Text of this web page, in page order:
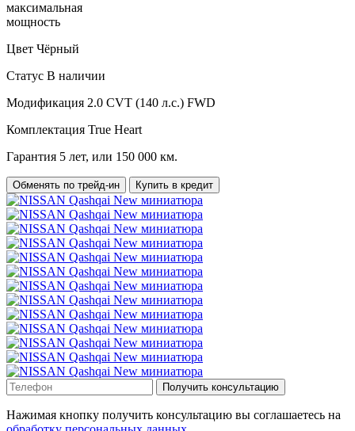
максимальная
мощность
Цвет Чёрный
Статус В наличии
Модификация 2.0 CVT (140 л.с.) FWD
Комплектация True Heart
Гарантия 5 лет, или 150 000 км.
Обменять по трейд-ин Купить в кредит
Получить консультацию
Нажимая кнопку получить консультацию вы соглашаетесь на